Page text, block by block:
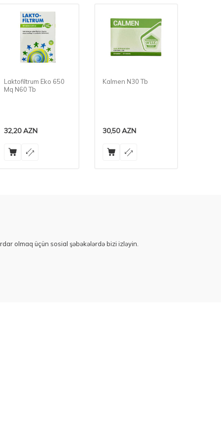
Kalmen N30 Tb
30,50AZN
Viusid 100 ml Məhlul
41,50AZN
olmaq üçün sosial şəbəkələrdə bizi izləyin.